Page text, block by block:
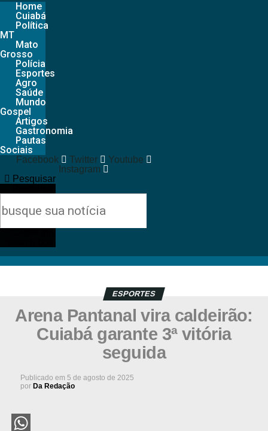
Home
Cuiabá
Política
MT
Mato
Grosso
Polícia
Esportes
Agro
Saúde
Mundo
Gospel
Artigos
Gastronomia
Pautas
Sociais
Facebook Twitter
Youtube
Instagram
Pesquisar
ESPORTES
Arena Pantanal vira caldeirão:
Cuiabá garante 3ª vitória
seguida
Publicado em 5 de agosto de 2025
por Da Redação